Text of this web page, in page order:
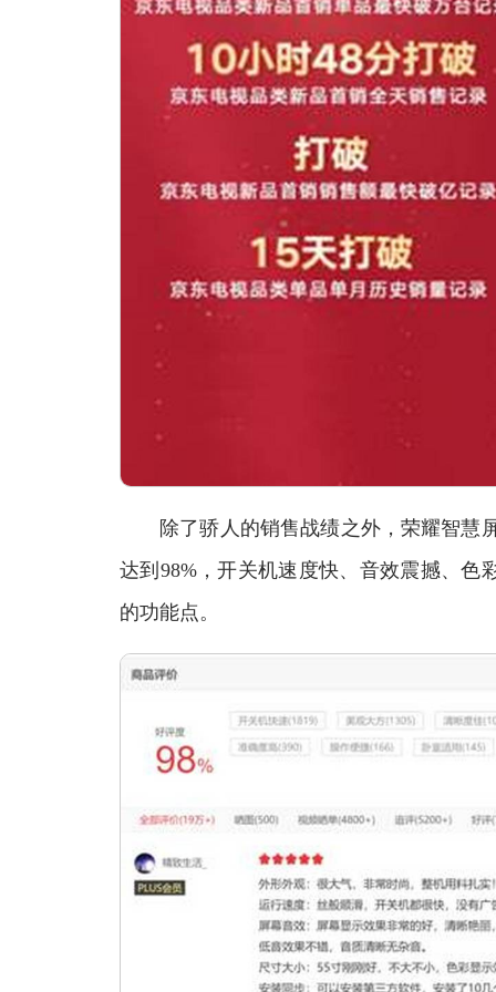
除了骄人的销售战绩之外，荣耀智慧
达到98%，开关机速度快、音效震撼、色
的功能点。